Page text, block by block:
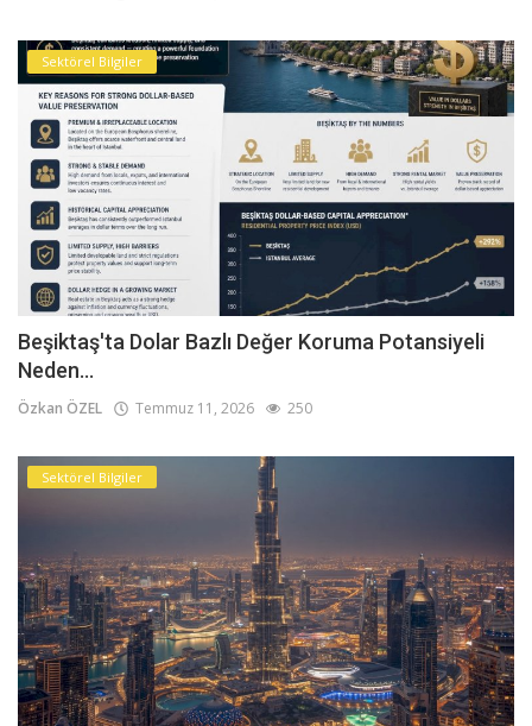
Sektörel Bilgiler
Beşiktaş'ta Dolar Bazlı Değer Koruma Potansiyeli
Neden...
Özkan ÖZEL Temmuz 11, 2026 250
Sektörel Bilgiler